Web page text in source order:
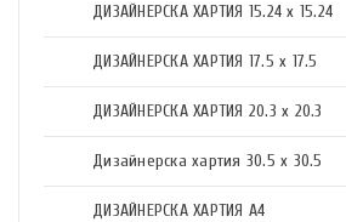
ДИЗАЙНЕРСКА ХАРТИЯ 15.24 x 15.24
ДИЗАЙНЕРСКА ХАРТИЯ 17.5 х 17.5
ДИЗАЙНЕРСКА ХАРТИЯ 20.3 х 20.3
Дизайнерска хартия 30.5 х 30.5
ДИЗАЙНЕРСКА ХАРТИЯ А4